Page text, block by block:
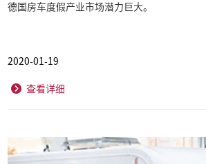
德国房车度假产业市场潜力巨大。
2020-01-19
查看详细